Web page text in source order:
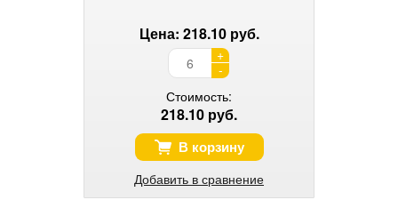
Цена: 218.10 руб.
+
-
Стоимость:
218.10 руб.
В корзину
Добавить в сравнение